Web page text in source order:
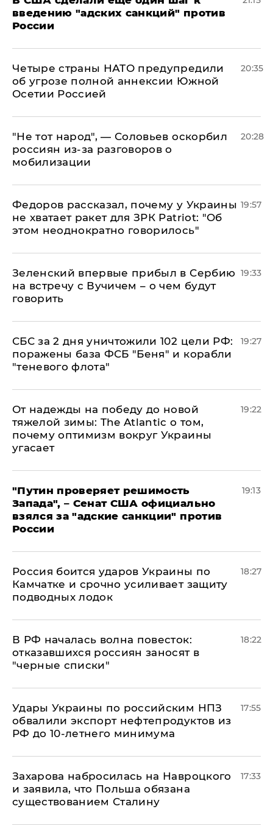
введению "адских санкций" против
России
Четыре страны НАТО предупредили
об угрозе полной аннексии Южной
Осетии Россией
20:35
​"Не тот народ", — Соловьев оскорбил
россиян из-за разговоров о
мобилизации
20:28
Федоров рассказал, почему у Украины
не хватает ракет для ЗРК Patriot: "Об
этом неоднократно говорилось"
19:57
Зеленский впервые прибыл в Сербию
на встречу с Вучичем – о чем будут
говорить
19:33
СБС за 2 дня уничтожили 102 цели РФ:
поражены база ФСБ "Беня" и корабли
"теневого флота"
19:27
От надежды на победу до новой
тяжелой зимы: The Atlantic о том,
почему оптимизм вокруг Украины
угасает
19:22
"Путин проверяет решимость
Запада", – Сенат США официально
взялся за "адские санкции" против
России
19:13
Россия боится ударов Украины по
Камчатке и срочно усиливает защиту
подводных лодок
18:27
​В РФ началась волна повесток:
отказавшихся россиян заносят в
"черные списки"
18:22
Удары Украины по российским НПЗ
обвалили экспорт нефтепродуктов из
РФ до 10-летнего минимума
17:55
​Захарова набросилась на Навроцкого
и заявила, что Польша обязана
существованием Сталину
17:33